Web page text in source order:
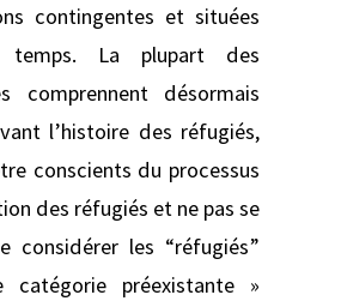
contingentes et situées
La plupart des
comprennent désormais
l’histoire des réfugiés,
conscients du processus
des réfugiés et ne pas se
considérer les “réfugiés”
catégorie préexistante »